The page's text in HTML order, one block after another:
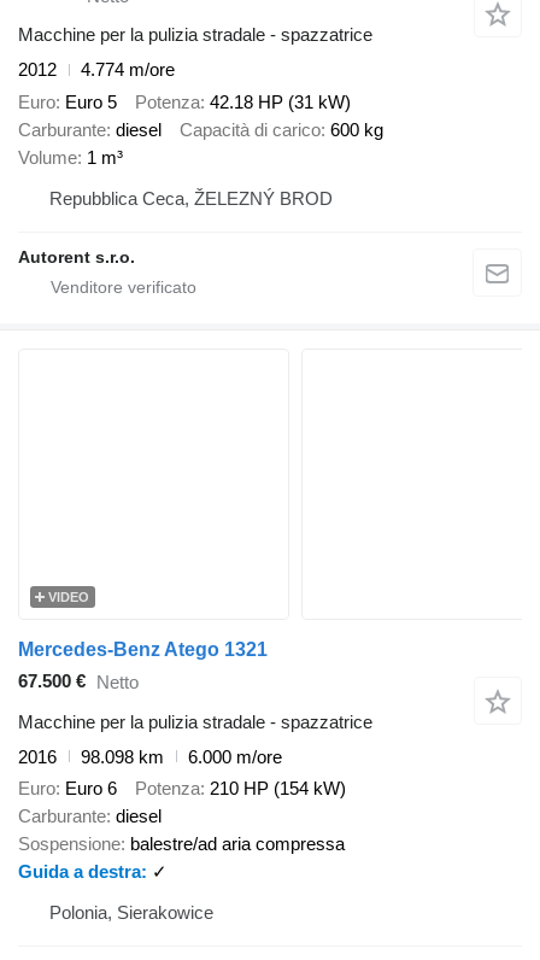
Macchine per la pulizia stradale - spazzatrice
2012
4.774 m/ore
Euro Euro 5 Potenza 42.18 HP (31 kW)
Carburante diesel Capacità di carico 600 kg
Volume 1 m³
Repubblica Ceca, ŽELEZNÝ BROD
Autorent s.r.o.
VIDEO
Mercedes-Benz Atego 1321
67.500 € Netto
Macchine per la pulizia stradale - spazzatrice
2016
98.098 km
6.000 m/ore
Euro Euro 6 Potenza 210 HP (154 kW)
Carburante diesel
Sospensione balestre/ad aria compressa
Guida a destra
✓
Polonia, Sierakowice